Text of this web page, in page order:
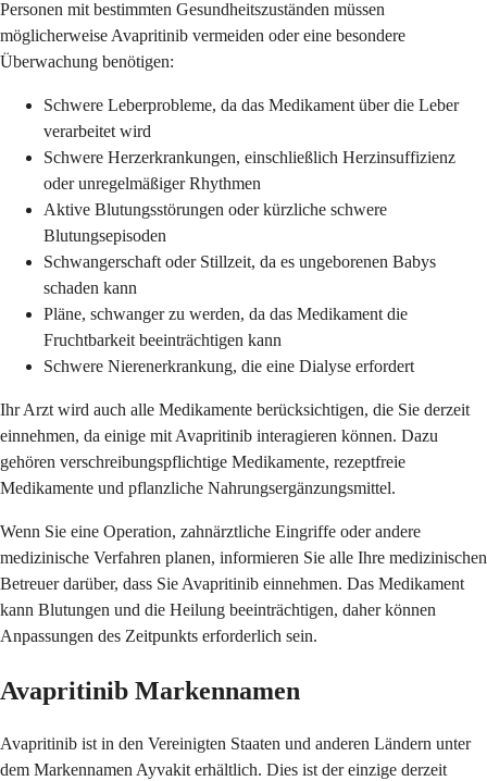
Personen mit bestimmten Gesundheitszuständen müssen
möglicherweise Avapritinib vermeiden oder eine besondere
Überwachung benötigen:
Schwere Leberprobleme, da das Medikament über die Leber
verarbeitet wird
Schwere Herzerkrankungen, einschließlich Herzinsuffizienz
oder unregelmäßiger Rhythmen
Aktive Blutungsstörungen oder kürzliche schwere
Blutungsepisoden
Schwangerschaft oder Stillzeit, da es ungeborenen Babys
schaden kann
Pläne, schwanger zu werden, da das Medikament die
Fruchtbarkeit beeinträchtigen kann
Schwere Nierenerkrankung, die eine Dialyse erfordert
Ihr Arzt wird auch alle Medikamente berücksichtigen, die Sie derzeit
einnehmen, da einige mit Avapritinib interagieren können. Dazu
gehören verschreibungspflichtige Medikamente, rezeptfreie
Medikamente und pflanzliche Nahrungsergänzungsmittel.
Wenn Sie eine Operation, zahnärztliche Eingriffe oder andere
medizinische Verfahren planen, informieren Sie alle Ihre medizinischen
Betreuer darüber, dass Sie Avapritinib einnehmen. Das Medikament
kann Blutungen und die Heilung beeinträchtigen, daher können
Anpassungen des Zeitpunkts erforderlich sein.
Avapritinib Markennamen
Avapritinib ist in den Vereinigten Staaten und anderen Ländern unter
dem Markennamen Ayvakit erhältlich. Dies ist der einzige derzeit